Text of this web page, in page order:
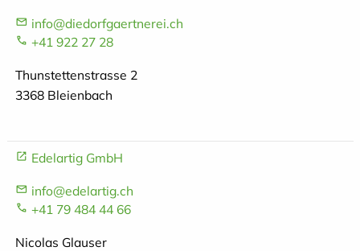
info@diedorfgaertnerei.ch
+41 922 27 28
Thunstettenstrasse 2
3368 Bleienbach
Edelartig GmbH
info@edelartig.ch
+41 79 484 44 66
Nicolas Glauser